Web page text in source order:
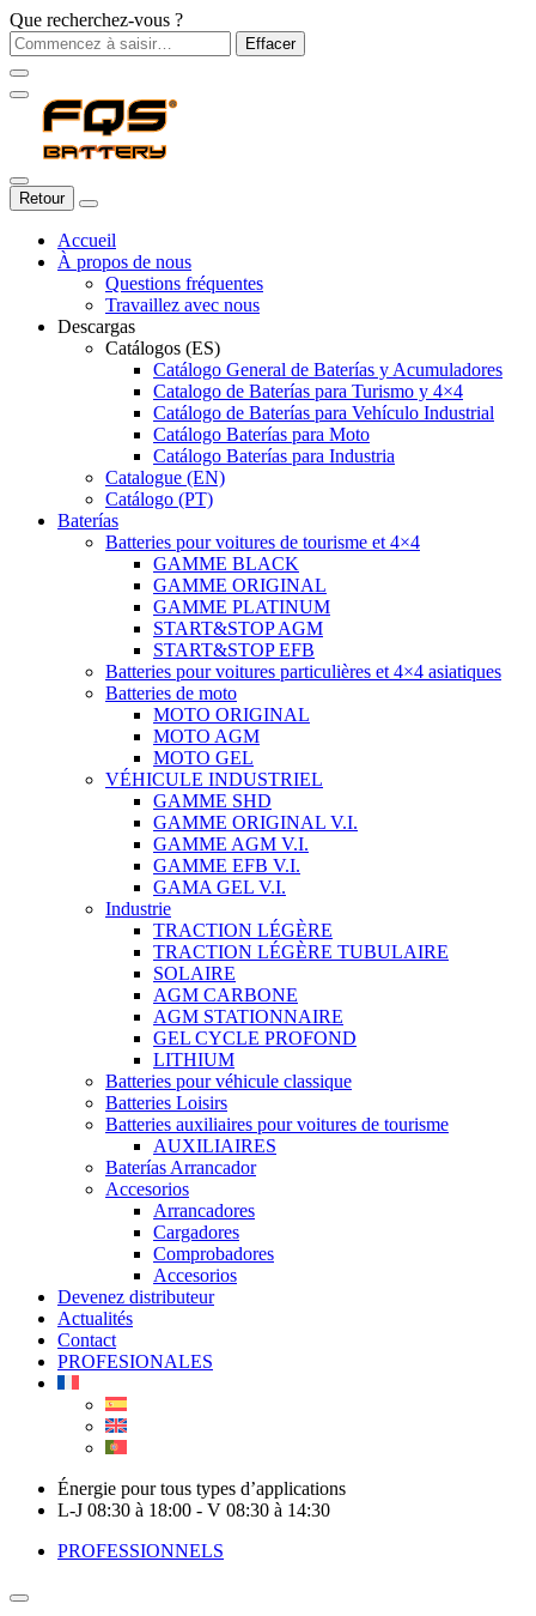
Que recherchez-vous ?
Effacer
Retour
Accueil
À propos de nous
Questions fréquentes
Travaillez avec nous
Descargas
Catálogos (ES)
Catálogo General de Baterías y Acumuladores
Catalogo de Baterías para Turismo y 4×4
Catálogo de Baterías para Vehículo Industrial
Catálogo Baterías para Moto
Catálogo Baterías para Industria
Catalogue (EN)
Catálogo (PT)
Baterías
Batteries pour voitures de tourisme et 4×4
GAMME BLACK
GAMME ORIGINAL
GAMME PLATINUM
START&STOP AGM
START&STOP EFB
Batteries pour voitures particulières et 4×4 asiatiques
Batteries de moto
MOTO ORIGINAL
MOTO AGM
MOTO GEL
VÉHICULE INDUSTRIEL
GAMME SHD
GAMME ORIGINAL V.I.
GAMME AGM V.I.
GAMME EFB V.I.
GAMA GEL V.I.
Industrie
TRACTION LÉGÈRE
TRACTION LÉGÈRE TUBULAIRE
SOLAIRE
AGM CARBONE
AGM STATIONNAIRE
GEL CYCLE PROFOND
LITHIUM
Batteries pour véhicule classique
Batteries Loisirs
Batteries auxiliaires pour voitures de tourisme
AUXILIAIRES
Baterías Arrancador
Accesorios
Arrancadores
Cargadores
Comprobadores
Accesorios
Devenez distributeur
Actualités
Contact
PROFESIONALES
Énergie pour tous types d’applications
L-J 08:30 à 18:00 - V 08:30 à 14:30
PROFESSIONNELS